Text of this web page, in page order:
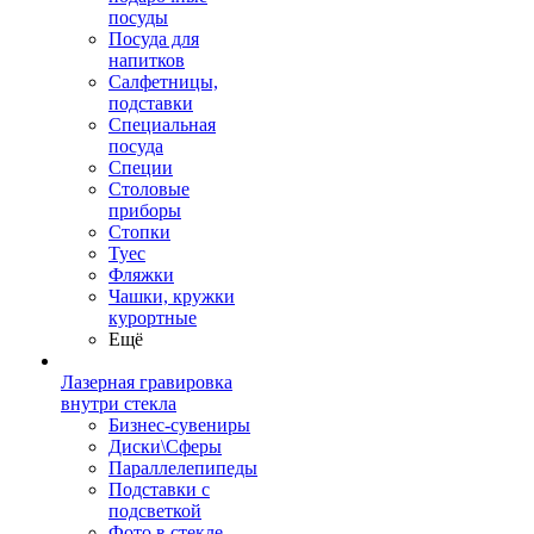
посуды
Посуда для
напитков
Салфетницы,
подставки
Специальная
посуда
Специи
Столовые
приборы
Стопки
Туес
Фляжки
Чашки, кружки
курортные
Ещё
Лазерная гравировка
внутри стекла
Бизнес-сувениры
Диски\Сферы
Параллелепипеды
Подставки с
подсветкой